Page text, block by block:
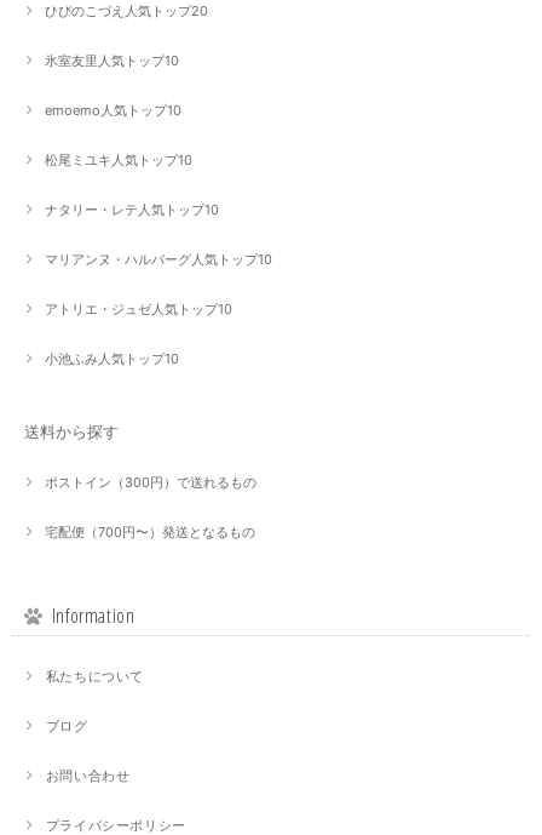
ひびのこづえ人気トップ20
氷室友里人気トップ10
emoemo人気トップ10
松尾ミユキ人気トップ10
ナタリー・レテ人気トップ10
マリアンヌ・ハルバーグ人気トップ10
アトリエ・ジュゼ人気トップ10
小池ふみ人気トップ10
送料から探す
ポストイン（300円）で送れるもの
宅配便（700円〜）発送となるもの
Information
私たちについて
ブログ
お問い合わせ
プライバシーポリシー